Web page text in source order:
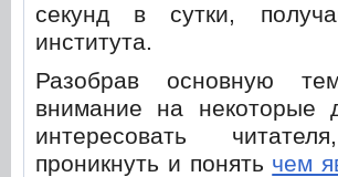
секунд в сутки,
института.
Разобрав основную
внимание на некоторые
интересовать
проникнуть и понять чем